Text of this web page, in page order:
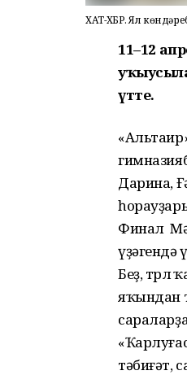
ХАТ-ХӘБӘР. Ял
11–12
үтте.
Дарина,
Финал
үҙәгендә
Беҙ,
яҡындан
тәбиғәт,